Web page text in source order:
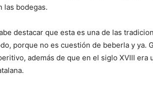
las bodegas.
destacar que esta es una de las
porque no es cuestión de beberla y ya.
además de que en el siglo XVIII